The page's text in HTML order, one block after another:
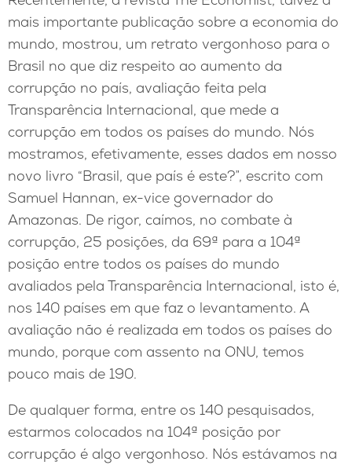
mais importante publicação sobre a economia do
mundo, mostrou, um retrato vergonhoso para o
Brasil no que diz respeito ao aumento da
corrupção no país, avaliação feita pela
Transparência Internacional, que mede a
corrupção em todos os países do mundo. Nós
mostramos, efetivamente, esses dados em nosso
novo livro “Brasil, que país é este?”, escrito com
Samuel Hannan, ex-vice governador do
Amazonas. De rigor, caímos, no combate à
corrupção, 25 posições, da 69ª para a 104ª
posição entre todos os países do mundo
avaliados pela Transparência Internacional, isto é,
nos 140 países em que faz o levantamento. A
avaliação não é realizada em todos os países do
mundo, porque com assento na ONU, temos
pouco mais de 190.
De qualquer forma, entre os 140 pesquisados,
estarmos colocados na 104ª posição por
corrupção é algo vergonhoso. Nós estávamos na